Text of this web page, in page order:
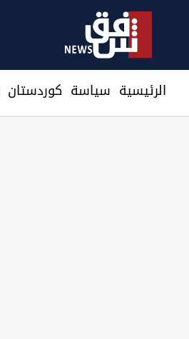
الرئيسية سیاسة كوردستان